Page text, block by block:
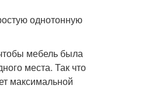
однотонную
мебель была
места. Так что
максимальной